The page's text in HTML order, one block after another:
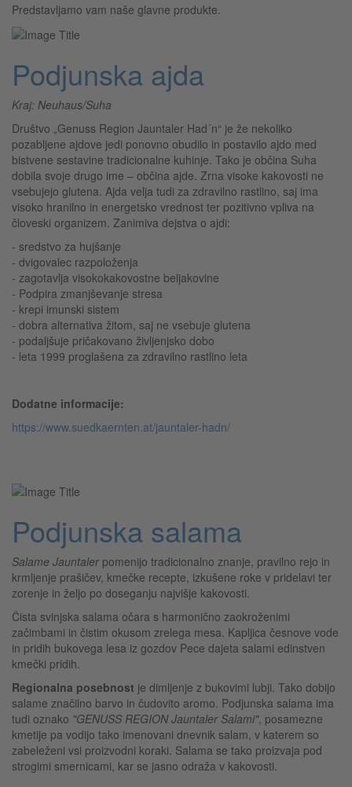
Predstavljamo vam naše glavne produkte.
Podjunska ajda
Kraj: Neuhaus/Suha
Društvo „Genuss Region Jauntaler Had´n“ je že nekoliko
pozabljene ajdove jedi ponovno obudilo in postavilo ajdo med
bistvene sestavine tradicionalne kuhinje. Tako je občina Suha
dobila svoje drugo ime – občina ajde. Zrna visoke kakovosti ne
vsebujejo glutena. Ajda velja tudi za zdravilno rastlino, saj ima
visoko hranilno in energetsko vrednost ter pozitivno vpliva na
človeski organizem. Zanimiva dejstva o ajdi:
- sredstvo za hujšanje
- dvigovalec razpoloženja
- zagotavlja visokokakovostne beljakovine
- Podpira zmanjševanje stresa
- krepi imunski sistem
- dobra alternativa žitom, saj ne vsebuje glutena
- podaljšuje pričakovano življenjsko dobo
- leta 1999 proglašena za zdravilno rastlino leta
Dodatne informacije:
https://www.suedkaernten.at/jauntaler-hadn/
Podjunska salama
Salame Jauntaler pomenijo tradicionalno znanje, pravilno rejo in
krmljenje prašičev, kmečke recepte, izkušene roke v pridelavi ter
zorenje in željo po doseganju najvišje kakovosti.
Čista svinjska salama očara s harmonično zaokroženimi
začimbami in čistim okusom zrelega mesa. Kapljica česnove vode
in pridih bukovega lesa iz gozdov Pece dajeta salami edinstven
kmečki pridih.
Regionalna posebnost je dimljenje z bukovimi lubji. Tako dobijo
salame značilno barvo in čudovito aromo. Podjunska salama ima
tudi oznako "GENUSS REGION Jauntaler Salami", posamezne
kmetije pa vodijo tako imenovani dnevnik salam, v katerem so
zabeleženi vsi proizvodni koraki. Salama se tako proizvaja pod
strogimi smernicami, kar se jasno odraža v kakovosti.